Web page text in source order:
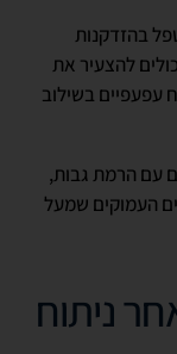
בהזדקנות
להצעיר את
עפעפיים בשילוב
עם הרמת גבות,
העמוקים שמעל
ניתוח